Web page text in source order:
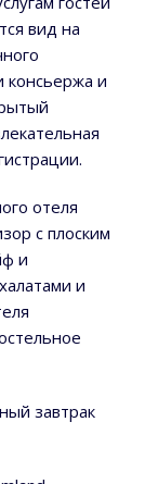
вид на
консьержа и
отеля
с плоским
и
и
завтрак